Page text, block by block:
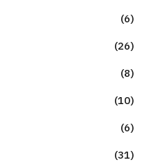
(6)
(26)
(8)
(10)
(6)
(31)